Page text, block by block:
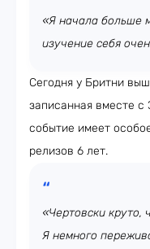
«Я начала больше
изучение себя
Сегодня у Бритни
записанная вместе
событие имеет
релизов 6 лет.
«Чертовски круто,
Я немного